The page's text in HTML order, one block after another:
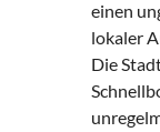
einen
lokaler
Die